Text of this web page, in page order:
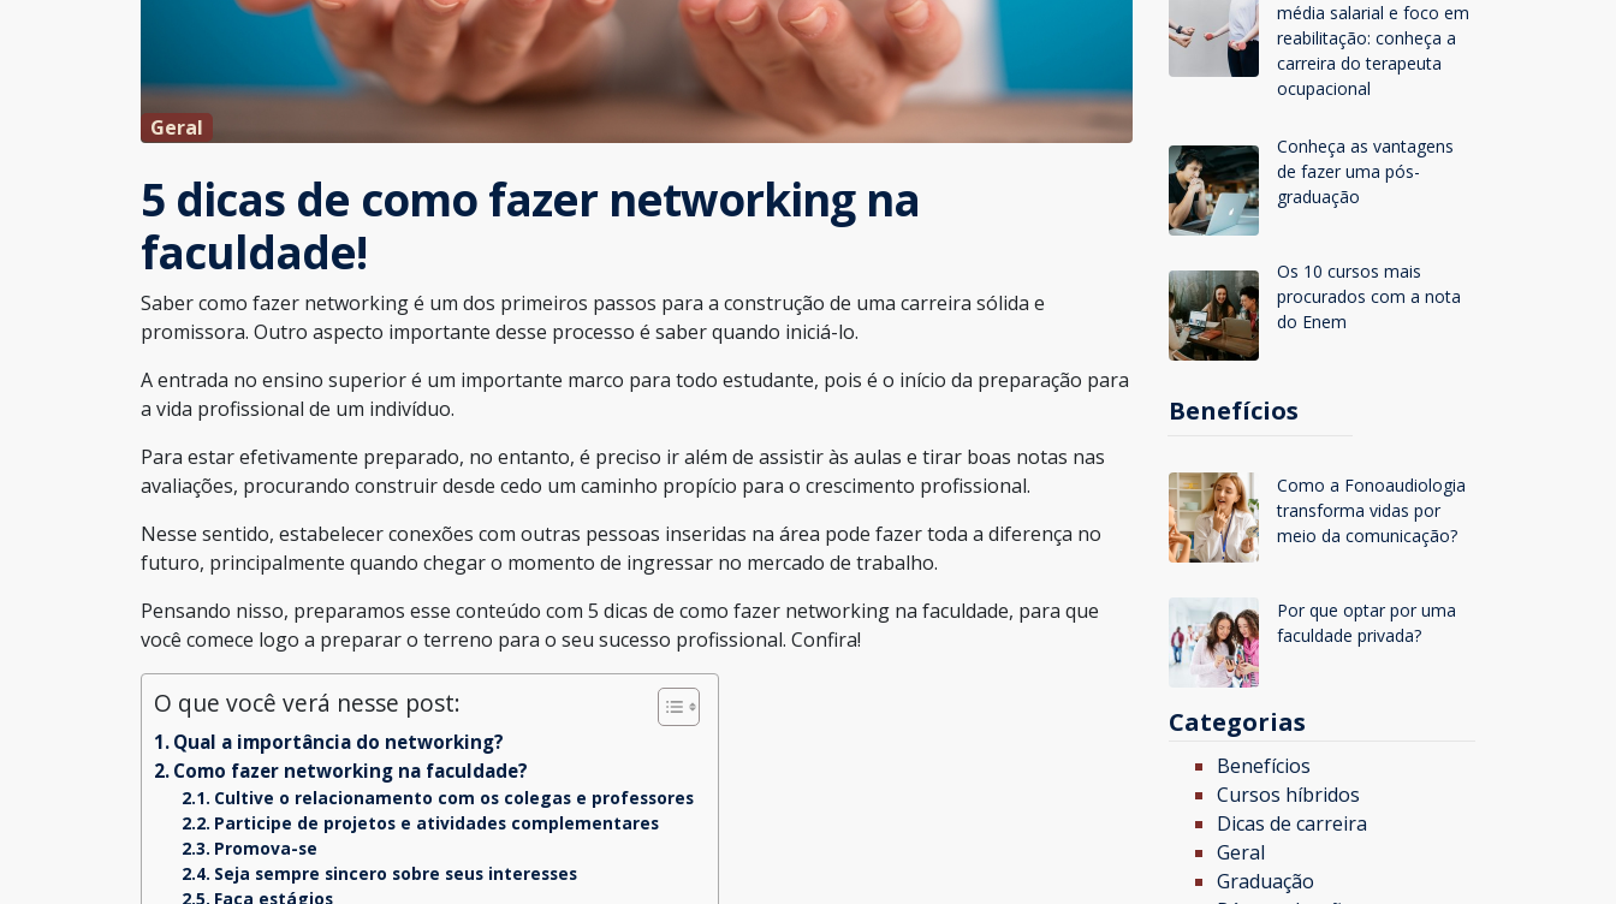
Geral
5 dicas de como fazer networking na
faculdade!
Saber como fazer networking é um dos primeiros passos para a construção de uma carreira sólida e
promissora. Outro aspecto importante desse processo é saber quando iniciá-lo.
A entrada no ensino superior é um importante marco para todo estudante, pois é o início da preparação para
a vida profissional de um indivíduo.
Para estar efetivamente preparado, no entanto, é preciso ir além de assistir às aulas e tirar boas notas nas
avaliações, procurando construir desde cedo um caminho propício para o crescimento profissional.
Nesse sentido, estabelecer conexões com outras pessoas inseridas na área pode fazer toda a diferença no
futuro, principalmente quando chegar o momento de ingressar no mercado de trabalho.
Pensando nisso, preparamos esse conteúdo com 5 dicas de como fazer networking na faculdade, para que
você comece logo a preparar o terreno para o seu sucesso profissional. Confira!
O que você verá nesse post:
Qual a importância do networking?
Como fazer networking na faculdade?
Cultive o relacionamento com os colegas e professores
Participe de projetos e atividades complementares
Promova-se
Seja sempre sincero sobre seus interesses
Faça estágios
média salarial e foco em
reabilitação: conheça a
carreira do terapeuta
ocupacional
Conheça as vantagens
de fazer uma pós-
graduação
Os 10 cursos mais
procurados com a nota
do Enem
Benefícios
Como a Fonoaudiologia
transforma vidas por
meio da comunicação?
Por que optar por uma
faculdade privada?
Categorias
Benefícios
Cursos híbridos
Dicas de carreira
Geral
Graduação